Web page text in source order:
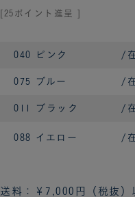
[25ポイント進呈 ]
040 ピンク /
075 ブルー /
011 ブラック /
088 イエロー /
送料：￥7,000円（税抜